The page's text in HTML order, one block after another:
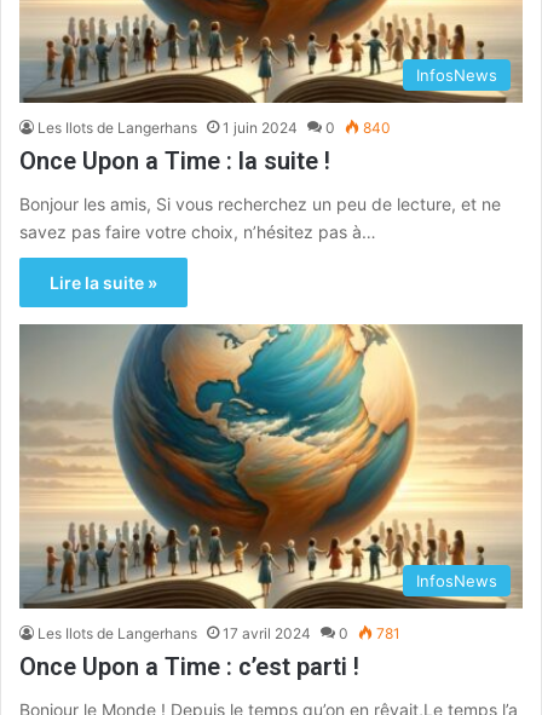
InfosNews
Les Ilots de Langerhans 1 juin 2024 0 840
Once Upon a Time : la suite !
Bonjour les amis, Si vous recherchez un peu de lecture, et ne
savez pas faire votre choix, n’hésitez pas à…
Lire la suite »
InfosNews
Les Ilots de Langerhans 17 avril 2024 0 781
Once Upon a Time : c’est parti !
Bonjour le Monde ! Depuis le temps qu’on en rêvait,Le temps l’a